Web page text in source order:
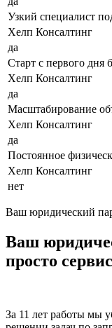
Узкий специалист
Хелп Консалтинг
да
Старт с первого дня
Хелп Консалтинг
да
Масштабирование
Хелп Консалтинг
да
Постоянное
Хелп Консалтинг
нет
Ваш юридический
Ваш
просто
За 11 лет работы мы